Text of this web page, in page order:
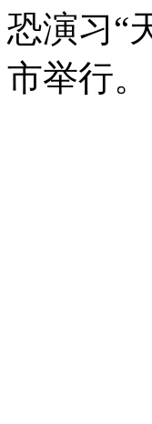
恐演习“
市举行。